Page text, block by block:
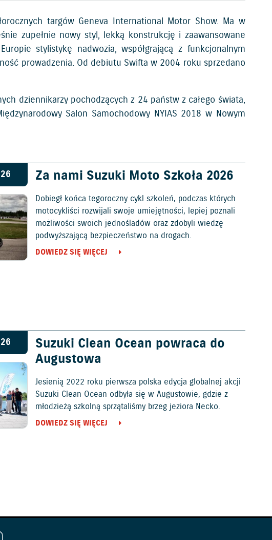
targów Geneva International Motor Show. Ma w
zupełnie nowy styl, lekką konstrukcję i zaawansowane
stylistykę nadwozia, współgrającą z funkcjonalnym
prowadzenia. Od debiutu Swifta w 2004 roku sprzedano
dziennikarzy pochodzących z 24 państw z całego świata,
Salon Samochodowy NYIAS 2018 w Nowym
Za nami Suzuki Moto Szkoła 2026
Dobiegł końca tegoroczny cykl szkoleń, podczas których
motocykliści rozwijali swoje umiejętności, lepiej poznali
możliwości swoich jednośladów oraz zdobyli wiedzę
podwyższającą bezpieczeństwo na drogach.
DOWIEDZ SIĘ WIĘCEJ
Suzuki Clean Ocean powraca do
Augustowa
Jesienią 2022 roku pierwsza polska edycja globalnej akcji
Suzuki Clean Ocean odbyła się w Augustowie, gdzie z
młodzieżą szkolną sprzątaliśmy brzeg jeziora Necko.
DOWIEDZ SIĘ WIĘCEJ